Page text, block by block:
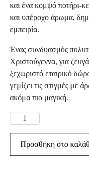
και ένα κομψό ποτήρι-
και υπέροχο άρωμα,
εμπειρία.
Ένας συνδυασμός
Χριστούγεννα, για
ξεχωριστό εταιρικό
γεμίζει τις στιγμές με
ακόμα πιο μαγική.
Προσθήκη στο